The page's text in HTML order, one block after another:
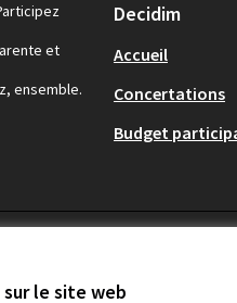
le site web
et
ensemble.
Decidim
Accueil
Concertations
Budget